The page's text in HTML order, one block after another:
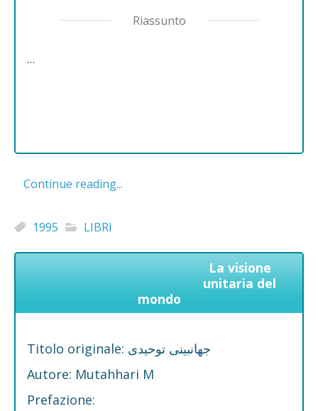
Riassunto
…
Continue reading...
1995 LIBRI
La visione
unitaria del
mondo
Titolo originale: جهانبینی توحیدی
Autore: Mutahhari M
Prefazione: